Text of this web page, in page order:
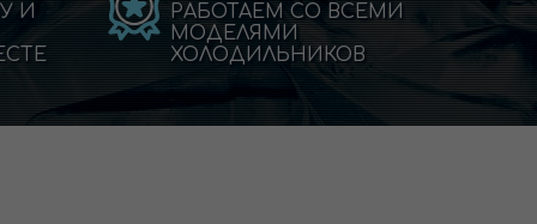
И
РАБОТАЕМ СО ВСЕМИ
МОДЕЛЯМИ
ХОЛОДИЛЬНИКОВ